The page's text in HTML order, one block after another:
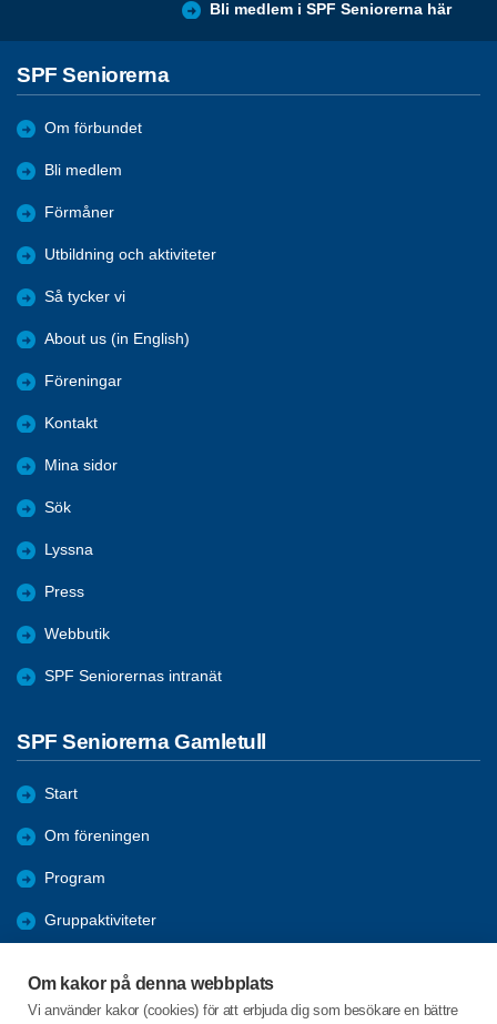
Om kakor på denna webbplats
Vi använder kakor (cookies) för att erbjuda dig som besökare en bättre
Bli medlem i SPF Seniorerna här
SPF Seniorerna
Om förbundet
Bli medlem
Förmåner
Utbildning och aktiviteter
Så tycker vi
About us (in English)
Föreningar
Kontakt
Mina sidor
Sök
Lyssna
Press
Webbutik
SPF Seniorernas intranät
SPF Seniorerna Gamletull
Start
Om föreningen
Program
Gruppaktiviteter
Förmåner